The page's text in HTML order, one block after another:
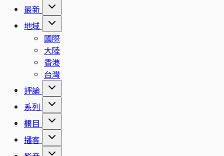
最新
地域
國際
大陸
香港
台灣
評論
系列
欄目
播客